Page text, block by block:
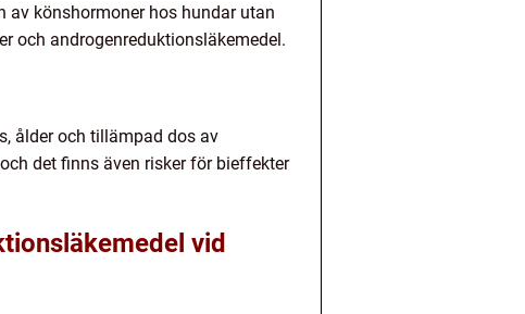
av könshormoner hos hundar utan
och androgenreduktionsläkemedel.
ålder och tillämpad dos av
det finns även risker för bieffekter
vid